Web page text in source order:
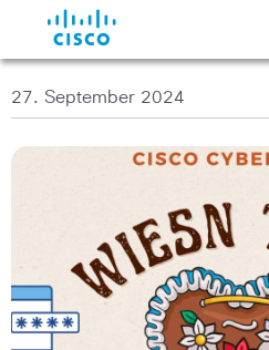
27. September 2024